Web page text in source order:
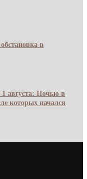
в
августа: Ночью в
которых начался